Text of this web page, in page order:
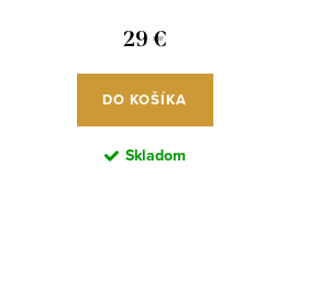
29 €
DO KOŠÍKA
Skladom